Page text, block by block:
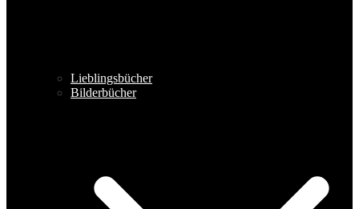
Lieblingsbücher
Bilderbücher